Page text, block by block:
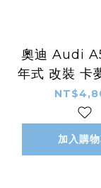
奧迪 Audi
年式 改裝 卡
外觀件 空力
擾流板
加入購